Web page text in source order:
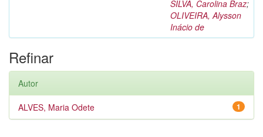
SILVA, Carolina Braz;
OLIVEIRA, Alysson
Inácio de
Refinar
Autor
1
ALVES, Maria Odete